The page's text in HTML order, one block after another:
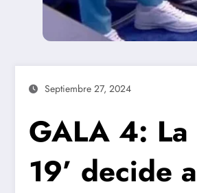
Septiembre 27, 2024
GALA 4: La
19’ decide